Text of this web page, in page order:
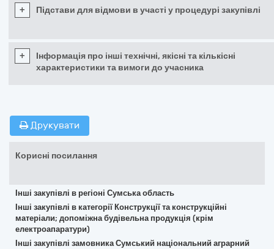
+ Підстави для відмови в участі у процедурі закупівлі
+
Інформація про інші технічні, якісні та кількісні
характеристики та вимоги до учасника
Друкувати
Корисні посилання
Інші закупівлі в регіоні Сумська область
Інші закупівлі в категорії Конструкції та конструкційні
матеріали; допоміжна будівельна продукція (крім
електроапаратури)
Інші закупівлі замовника Сумський національний аграрний